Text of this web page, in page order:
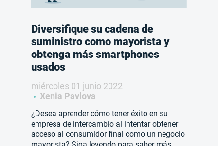
Diversifique su cadena de
suministro como mayorista y
obtenga más smartphones
usados
miércoles 01 junio 2022
Xenia Pavlova
¿Desea aprender cómo tener éxito en su
empresa de intercambio al intentar obtener
acceso al consumidor final como un negocio